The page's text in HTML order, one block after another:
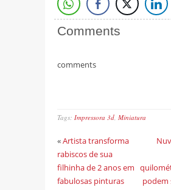
Comments
comments
Tags: Impressora 3d, Miniatura
«Artista transforma
rabiscos de sua
filhinha de 2 anos em
fabulosas pinturas
podem